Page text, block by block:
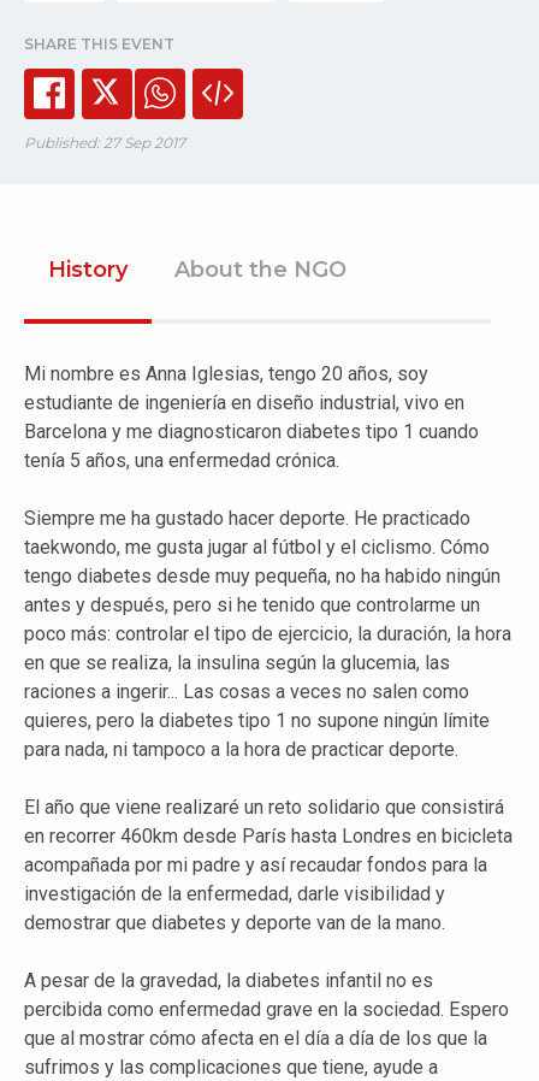
SHARE THIS EVENT
Published: 27 Sep 2017
History About the NGO
Mi nombre es Anna Iglesias, tengo 20 años, soy
estudiante de ingeniería en diseño industrial, vivo en
Barcelona y me diagnosticaron diabetes tipo 1 cuando
tenía 5 años, una enfermedad crónica.
Siempre me ha gustado hacer deporte. He practicado
taekwondo, me gusta jugar al fútbol y el ciclismo. Cómo
tengo diabetes desde muy pequeña, no ha habido ningún
antes y después, pero si he tenido que controlarme un
poco más: controlar el tipo de ejercicio, la duración, la hora
en que se realiza, la insulina según la glucemia, las
raciones a ingerir... Las cosas a veces no salen como
quieres, pero la diabetes tipo 1 no supone ningún límite
para nada, ni tampoco a la hora de practicar deporte.
El año que viene realizaré un reto solidario que consistirá
en recorrer 460km desde París hasta Londres en bicicleta
acompañada por mi padre y así recaudar fondos para la
investigación de la enfermedad, darle visibilidad y
demostrar que diabetes y deporte van de la mano.
A pesar de la gravedad, la diabetes infantil no es
percibida como enfermedad grave en la sociedad. Espero
que al mostrar cómo afecta en el día a día de los que la
sufrimos y las complicaciones que tiene, ayude a